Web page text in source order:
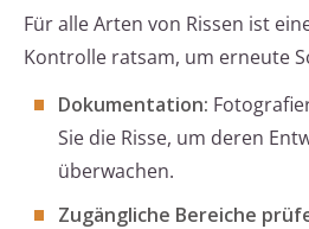
Für alle Arten von Rissen ist
Kontrolle ratsam, um erneute
Dokumentation:
Sie die Risse, um deren
überwachen.
Zugängliche Bereiche